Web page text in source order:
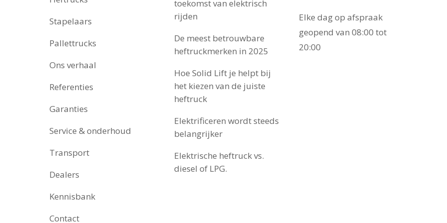
keuringscertificaat
claxon, achteruitrijd handgreep,
achteruitkijk­spiegels, zwaailicht & LED-
verlichting
Stapelaars
Pallettrucks
Ons verhaal
Referenties
Garanties
Service & onderhoud
Transport
Dealers
Kennisbank
Contact
toekomst van elektrisch
rijden
De meest betrouwbare
heftruckmerken in 2025
Hoe Solid Lift je helpt bij
het kiezen van de juiste
heftruck
Elektrificeren wordt steeds
belangrijker
Elektrische heftruck vs.
diesel of LPG.
Elke dag op afspraak
geopend van 08:00 tot
20:00